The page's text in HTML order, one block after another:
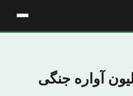
آواره جنگی